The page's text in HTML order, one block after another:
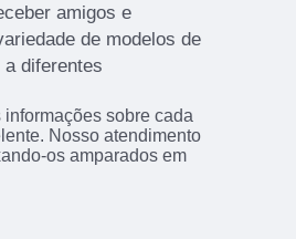
amigos e
de modelos de
a diferentes
sobre cada
Nosso atendimento
os amparados em